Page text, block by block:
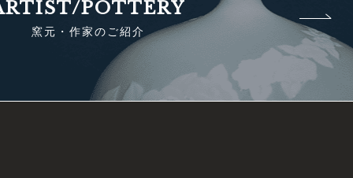
POTTERY
窯元・作家のご紹介